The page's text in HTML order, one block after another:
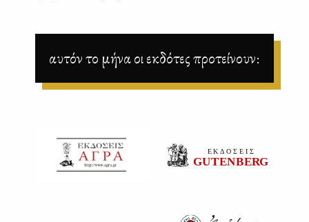
αυτόν το μήνα οι εκδότες προτείνουν: